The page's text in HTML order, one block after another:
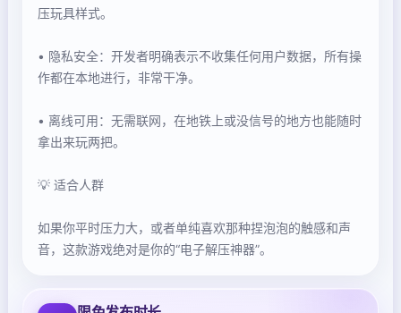
压玩具样式。
• 隐私安全：开发者明确表示不收集任何用户数据，所有操
作都在本地进行，非常干净。
• 离线可用：无需联网，在地铁上或没信号的地方也能随时
拿出来玩两把。
💡 适合人群
如果你平时压力大，或者单纯喜欢那种捏泡泡的触感和声
音，这款游戏绝对是你的“电子解压神器”。